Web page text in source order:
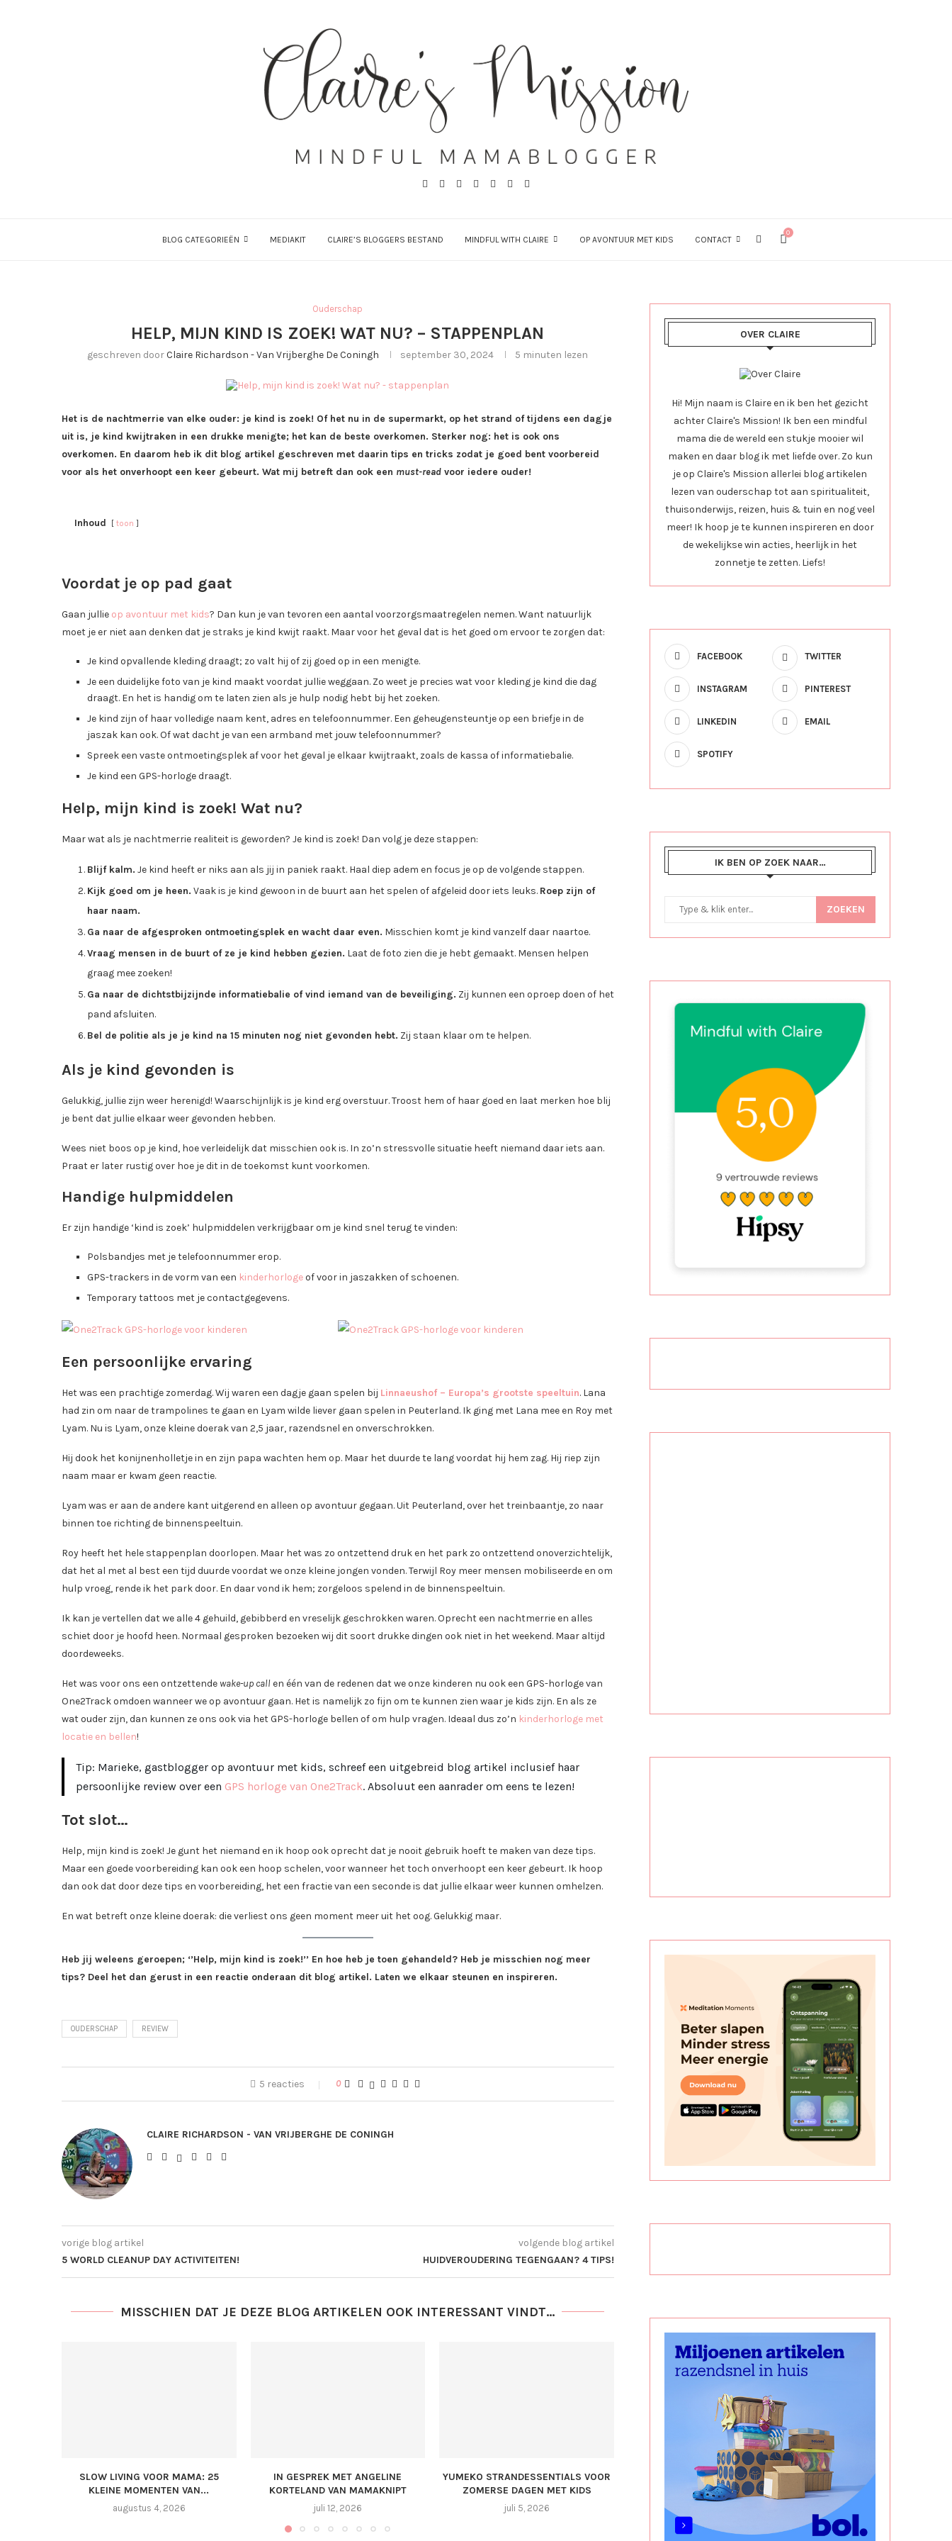
BLOG CATEGORIEËN MEDIAKIT CLAIRE’S BLOGGERS BESTAND MINDFUL WITH CLAIRE OP AVONTUUR MET KIDS CONTACT
0
Ouderschap
HELP, MIJN KIND IS ZOEK! WAT NU? – STAPPENPLAN
geschreven doorClaire Richardson - Van Vrijberghe De Coningh september 30, 2024 5 minuten lezen
Het is de nachtmerrie van elke ouder: je kind is zoek! Of het nu in de supermarkt, op het strand of tijdens een dagje
uit is, je kind kwijtraken in een drukke menigte; het kan de beste overkomen. Sterker nog: het is ook ons
overkomen. En daarom heb ik dit blog artikel geschreven met daarin tips en tricks zodat je goed bent voorbereid
voor als het onverhoopt een keer gebeurt. Wat mij betreft dan ook een must-read voor iedere ouder!
Inhoud toon
Voordat je op pad gaat
Gaan jullie op avontuur met kids? Dan kun je van tevoren een aantal voorzorgsmaatregelen nemen. Want natuurlijk
moet je er niet aan denken dat je straks je kind kwijt raakt. Maar voor het geval dat is het goed om ervoor te zorgen dat:
Je kind opvallende kleding draagt; zo valt hij of zij goed op in een menigte.
Je een duidelijke foto van je kind maakt voordat jullie weggaan. Zo weet je precies wat voor kleding je kind die dag
draagt. En het is handig om te laten zien als je hulp nodig hebt bij het zoeken.
Je kind zijn of haar volledige naam kent, adres en telefoonnummer. Een geheugensteuntje op een briefje in de
jaszak kan ook. Of wat dacht je van een armband met jouw telefoonnummer?
Spreek een vaste ontmoetingsplek af voor het geval je elkaar kwijtraakt, zoals de kassa of informatiebalie.
Je kind een GPS-horloge draagt.
Help, mijn kind is zoek! Wat nu?
Maar wat als je nachtmerrie realiteit is geworden? Je kind is zoek! Dan volg je deze stappen:
Blijf kalm. Je kind heeft er niks aan als jij in paniek raakt. Haal diep adem en focus je op de volgende stappen.
Kijk goed om je heen. Vaak is je kind gewoon in de buurt aan het spelen of afgeleid door iets leuks. Roep zijn of
haar naam.
Ga naar de afgesproken ontmoetingsplek en wacht daar even. Misschien komt je kind vanzelf daar naartoe.
Vraag mensen in de buurt of ze je kind hebben gezien. Laat de foto zien die je hebt gemaakt. Mensen helpen
graag mee zoeken!
Ga naar de dichtstbijzijnde informatiebalie of vind iemand van de beveiliging. Zij kunnen een oproep doen of het
pand afsluiten.
Bel de politie als je je kind na 15 minuten nog niet gevonden hebt. Zij staan klaar om te helpen.
Als je kind gevonden is
Gelukkig, jullie zijn weer herenigd! Waarschijnlijk is je kind erg overstuur. Troost hem of haar goed en laat merken hoe blij
je bent dat jullie elkaar weer gevonden hebben.
Wees niet boos op je kind, hoe verleidelijk dat misschien ook is. In zo’n stressvolle situatie heeft niemand daar iets aan.
Praat er later rustig over hoe je dit in de toekomst kunt voorkomen.
Handige hulpmiddelen
Er zijn handige ‘kind is zoek’ hulpmiddelen verkrijgbaar om je kind snel terug te vinden:
Polsbandjes met je telefoonnummer erop.
GPS-trackers in de vorm van een kinderhorlogeof voor in jaszakken of schoenen.
Temporary tattoos met je contactgegevens.
Een persoonlijke ervaring
Het was een prachtige zomerdag. Wij waren een dagje gaan spelen bij Linnaeushof – Europa’s grootste speeltuin. Lana
had zin om naar de trampolines te gaan en Lyam wilde liever gaan spelen in Peuterland. Ik ging met Lana mee en Roy met
Lyam. Nu is Lyam, onze kleine doerak van 2,5 jaar, razendsnel en onverschrokken.
Hij dook het konijnenholletje in en zijn papa wachten hem op. Maar het duurde te lang voordat hij hem zag. Hij riep zijn
naam maar er kwam geen reactie.
Lyam was er aan de andere kant uitgerend en alleen op avontuur gegaan. Uit Peuterland, over het treinbaantje, zo naar
binnen toe richting de binnenspeeltuin.
Roy heeft het hele stappenplan doorlopen. Maar het was zo ontzettend druk en het park zo ontzettend onoverzichtelijk,
dat het al met al best een tijd duurde voordat we onze kleine jongen vonden. Terwijl Roy meer mensen mobiliseerde en om
hulp vroeg, rende ik het park door. En daar vond ik hem; zorgeloos spelend in de binnenspeeltuin.
Ik kan je vertellen dat we alle 4 gehuild, gebibberd en vreselijk geschrokken waren. Oprecht een nachtmerrie en alles
schiet door je hoofd heen. Normaal gesproken bezoeken wij dit soort drukke dingen ook niet in het weekend. Maar altijd
doordeweeks.
Het was voor ons een ontzettende wake-up call en één van de redenen dat we onze kinderen nu ook een GPS-horloge van
One2Track omdoen wanneer we op avontuur gaan. Het is namelijk zo fijn om te kunnen zien waar je kids zijn. En als ze
wat ouder zijn, dan kunnen ze ons ook via het GPS-horloge bellen of om hulp vragen. Ideaal dus zo’n kinderhorloge met
locatie en bellen!
Tip: Marieke, gastblogger op avontuur met kids, schreef een uitgebreid blog artikel inclusief haar
persoonlijke review over een GPS horloge van One2Track. Absoluut een aanrader om eens te lezen!
Tot slot…
Help, mijn kind is zoek! Je gunt het niemand en ik hoop ook oprecht dat je nooit gebruik hoeft te maken van deze tips.
Maar een goede voorbereiding kan ook een hoop schelen, voor wanneer het toch onverhoopt een keer gebeurt. Ik hoop
dan ook dat door deze tips en voorbereiding, het een fractie van een seconde is dat jullie elkaar weer kunnen omhelzen.
En wat betreft onze kleine doerak: die verliest ons geen moment meer uit het oog. Gelukkig maar.
Heb jij weleens geroepen; ‘’Help, mijn kind is zoek!’’ En hoe heb je toen gehandeld? Heb je misschien nog meer
tips? Deel het dan gerust in een reactie onderaan dit blog artikel. Laten we elkaar steunen en inspireren.
OUDERSCHAP REVIEW
5 reacties 0
CLAIRE RICHARDSON - VAN VRIJBERGHE DE CONINGH
vorige blog artikel
5 WORLD CLEANUP DAY ACTIVITEITEN!
volgende blog artikel
HUIDVEROUDERING TEGENGAAN? 4 TIPS!
MISSCHIEN DAT JE DEZE BLOG ARTIKELEN OOK INTERESSANT VINDT...
SLOW LIVING VOOR MAMA: 25
KLEINE MOMENTEN VAN...
augustus 4, 2026
IN GESPREK MET ANGELINE
KORTELAND VAN MAMAKNIPT
juli 12, 2026
YUMEKO STRANDESSENTIALS VOOR
ZOMERSE DAGEN MET KIDS
juli 5, 2026
SNELLE HAARVERZORGING VOOR
JONGE OUDERS
HET MUZIEKBOS; EEN
WERELD VOOR
OVER CLAIRE
Hi! Mijn naam is Claire en ik ben het gezicht
achter Claire's Mission! Ik ben een mindful
mama die de wereld een stukje mooier wil
maken en daar blog ik met liefde over. Zo kun
je op Claire's Mission allerlei blog artikelen
lezen van ouderschap tot aan spiritualiteit,
thuisonderwijs, reizen, huis & tuin en nog veel
meer! Ik hoop je te kunnen inspireren en door
de wekelijkse win acties, heerlijk in het
zonnetje te zetten. Liefs!
FACEBOOK TWITTER
INSTAGRAM PINTEREST
LINKEDIN EMAIL
SPOTIFY
IK BEN OP ZOEK NAAR…
ZOEKEN